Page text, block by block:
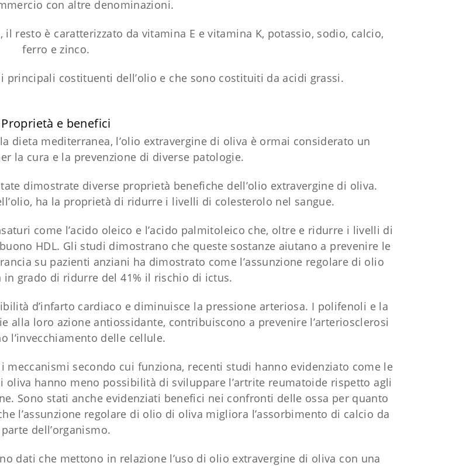
con altre denominazioni.
resto è caratterizzato da vitamina E e vitamina K, potassio, sodio, calcio,
ferro e zinco.
costituenti dell’olio e che sono costituiti da acidi grassi.
Proprietà e benefici
dieta mediterranea, l’olio extravergine di oliva è ormai considerato un
la cura e la prevenzione di diverse patologie.
dimostrate diverse proprietà benefiche dell’olio extravergine di oliva.
ha la proprietà di ridurre i livelli di colesterolo nel sangue.
come l’acido oleico e l’acido palmitoleico che, oltre e ridurre i livelli di
HDL. Gli studi dimostrano che queste sostanze aiutano a prevenire le
su pazienti anziani ha dimostrato come l’assunzione regolare di olio
in grado di ridurre del 41% il rischio di ictus.
d’infarto cardiaco e diminuisce la pressione arteriosa. I polifenoli e la
alla loro azione antiossidante, contribuiscono a prevenire l’arteriosclerosi
l’invecchiamento delle cellule.
meccanismi secondo cui funziona, recenti studi hanno evidenziato come le
hanno meno possibilità di sviluppare l’artrite reumatoide rispetto agli
Sono stati anche evidenziati benefici nei confronti delle ossa per quanto
l’assunzione regolare di olio di oliva migliora l’assorbimento di calcio da
parte dell’organismo.
dati che mettono in relazione l’uso di olio extravergine di oliva con una